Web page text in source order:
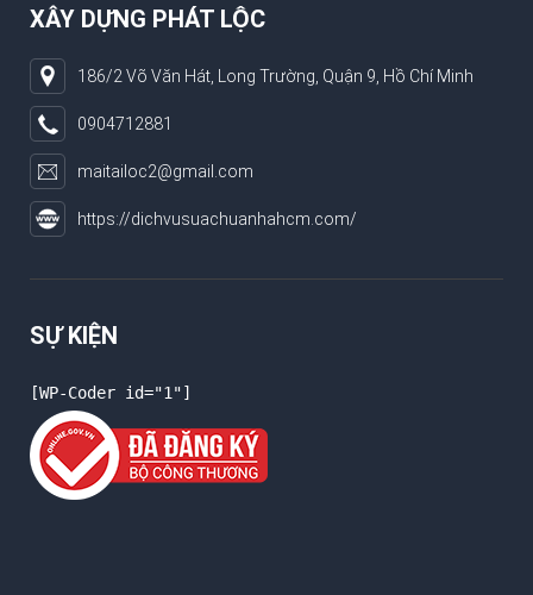
XÂY DỰNG PHÁT LỘC
186/2 Võ Văn Hát, Long Trường, Quận 9, Hồ Chí Minh
0904712881
maitailoc2@gmail.com
https://dichvusuachuanhahcm.com/
SỰ KIỆN
[WP-Coder id="1"]